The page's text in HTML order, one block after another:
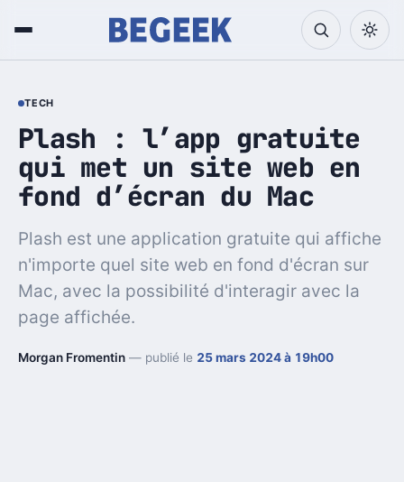
TECH
Plash : l’app gratuite
qui met un site web en
fond d’écran du Mac
Plash est une application gratuite qui affiche
n'importe quel site web en fond d'écran sur
Mac, avec la possibilité d'interagir avec la
page affichée.
Morgan Fromentin — publié le 25 mars 2024 à 19h00